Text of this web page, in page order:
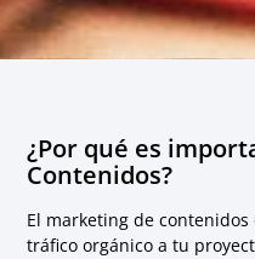
¿Por qué es
Contenidos?
El marketing de
tráfico orgánico a tu